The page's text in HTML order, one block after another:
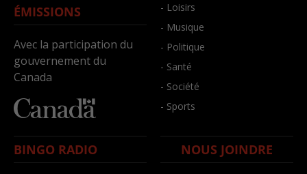
ÉMISSIONS
Avec la participation du
gouvernement du
Canada
- Loisirs
- Musique
- Politique
- Santé
- Société
- Sports
BINGO RADIO NOUS JOINDRE